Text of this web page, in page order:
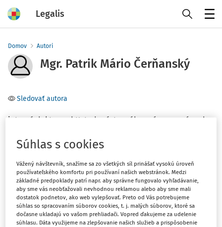
Legalis
Domov Autori
Mgr. Patrik Mário Čerňanský
Sledovať autora
interný doktorand Katedry ústavného práva a správneho
Filter
Počet vyhľadaných dokumentov:1
Súhlas s cookies
Vážený návštevník, snažíme sa zo všetkých síl prinášať vysokú úroveň
používateľského komfortu pri používaní našich webstránok. Medzi
základné predpoklady patrí napr. aby správne fungovalo vyhľadávanie,
aby sme vás neobťažovali nevhodnou reklamou alebo aby sme mali
dostatok podnetov, ako web vylepšovať. Preto od Vás potrebujeme
súhlas so spracovaním súborov cookies, t. j. malých súborov, ktoré sa
dočasne ukladajú vo vašom prehliadači. Vopred ďakujeme za udelenie
súhlasu. Dáta využijeme na zlepšovanie našich služieb a prispôsobenie